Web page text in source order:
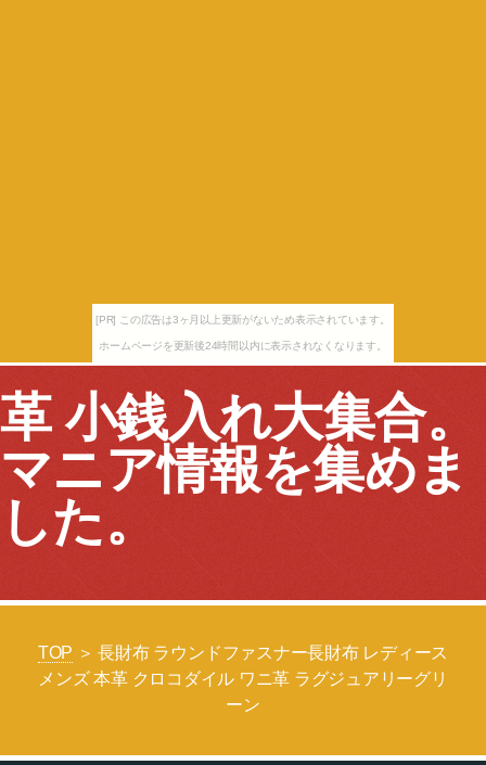
[PR] この広告は3ヶ月以上更新がないため表示されています。
ホームページを更新後24時間以内に表示されなくなります。
革 小銭入れ大集合。
マニア情報を集めま
した。
TOP ＞ 長財布 ラウンドファスナー長財布 レディース
メンズ 本革 クロコダイル ワニ革 ラグジュアリーグリ
ーン